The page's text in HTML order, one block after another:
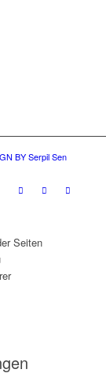
BY Serpil Sen
Seiten